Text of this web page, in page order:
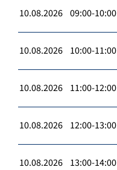
10.08.2026 09:00-10:00
10.08.2026 10:00-11:00
10.08.2026 11:00-12:00
10.08.2026 12:00-13:00
10.08.2026 13:00-14:00